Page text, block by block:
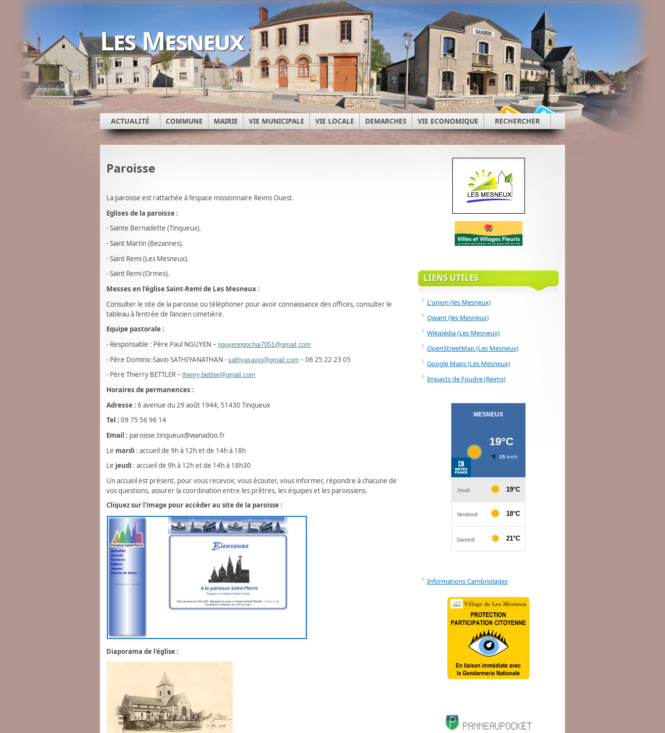
Les Mesneux
ACTUALITÉ COMMUNE MAIRIE VIE MUNICIPALE VIE LOCALE DEMARCHES VIE ECONOMIQUE RECHERCHER
Paroisse
La paroisse est rattachée à l’espace missionnaire Reims Ouest.
Eglises de la paroisse :
- Sainte Bernadette (Tinqueux).
-Saint Martin (Bezannes).
-Saint Remi (Les Mesneux).
- Saint Remi (Ormes).
Messes en l’église Saint-Remi de Les Mesneux :
Consulter le site de la paroisse ou téléphoner pour avoir connaissance des offices, consulter le
tableau à l’entrée de l’ancien cimetière.
Equipe pastorale :
- Responsable : Père Paul NGUYEN – nguyenngochai7051@gmail.com
- Père Dominic-Savio SATHIYANATHAN - sathyasavio@gmail.com – 06 25 22 23 05
- Père Thierry BETTLER – thierry.bettler@gmail.com
Horaires de permanences :
Adresse : 6 avenue du 29 août 1944, 51430 Tinqueux
Tel : 09 75 56 96 14
Email : paroisse.tinqueux@wanadoo.fr
Le mardi : accueil de 9h à 12h et de 14h à 18h
Le jeudi : accueil de 9h à 12h et de 14h à 18h30
Un accueil est présent, pour vous recevoir, vous écouter, vous informer, répondre à chacune de
vos questions, assurer la coordination entre les prêtres, les équipes et les paroissiens.
Cliquez sur l'image pour accèder au site de la paroisse :
Diaporama de l'église :
LIENS UTILES
L'union (les Mesneux)
Qwant (les Mesneux)
Wikipédia (Les Mesneux)
OpenStreetMap (Les Mesneux)
Google Maps (Les Mesneux)
Impacts de Foudre (Reims)
Informations Cambriolages